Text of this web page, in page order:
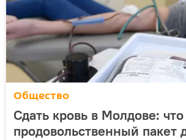
Общество
Сдать кровь в Молдове:
продовольственный пакет